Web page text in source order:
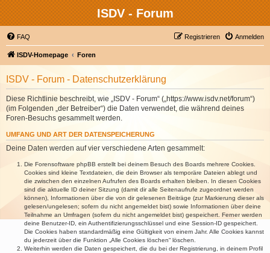
ISDV - Forum
FAQ Anmelden
Registrieren
ISDV-Homepage Foren
ISDV - Forum - Datenschutzerklärung
Diese Richtlinie beschreibt, wie „ISDV - Forum“ („https://www.isdv.net/forum“)
(im Folgenden „der Betreiber“) die Daten verwendet, die während deines
Foren-Besuchs gesammelt werden.
UMFANG UND ART DER DATENSPEICHERUNG
Deine Daten werden auf vier verschiedene Arten gesammelt:
Die Forensoftware phpBB erstellt bei deinem Besuch des Boards mehrere Cookies.
Cookies sind kleine Textdateien, die dein Browser als temporäre Dateien ablegt und
die zwischen den einzelnen Aufrufen des Boards erhalten bleiben. In diesen Cookies
sind die aktuelle ID deiner Sitzung (damit dir alle Seitenaufrufe zugeordnet werden
können), Informationen über die von dir gelesenen Beiträge (zur Markierung dieser als
gelesen/ungelesen; sofern du nicht angemeldet bist) sowie Informationen über deine
Teilnahme an Umfragen (sofern du nicht angemeldet bist) gespeichert. Ferner werden
deine Benutzer-ID, ein Authentifizierungsschlüssel und eine Session-ID gespeichert.
Die Cookies haben standardmäßig eine Gültigkeit von einem Jahr. Alle Cookies kannst
du jederzeit über die Funktion „Alle Cookies löschen“ löschen.
Weiterhin werden die Daten gespeichert, die du bei der Registrierung, in deinem Profil